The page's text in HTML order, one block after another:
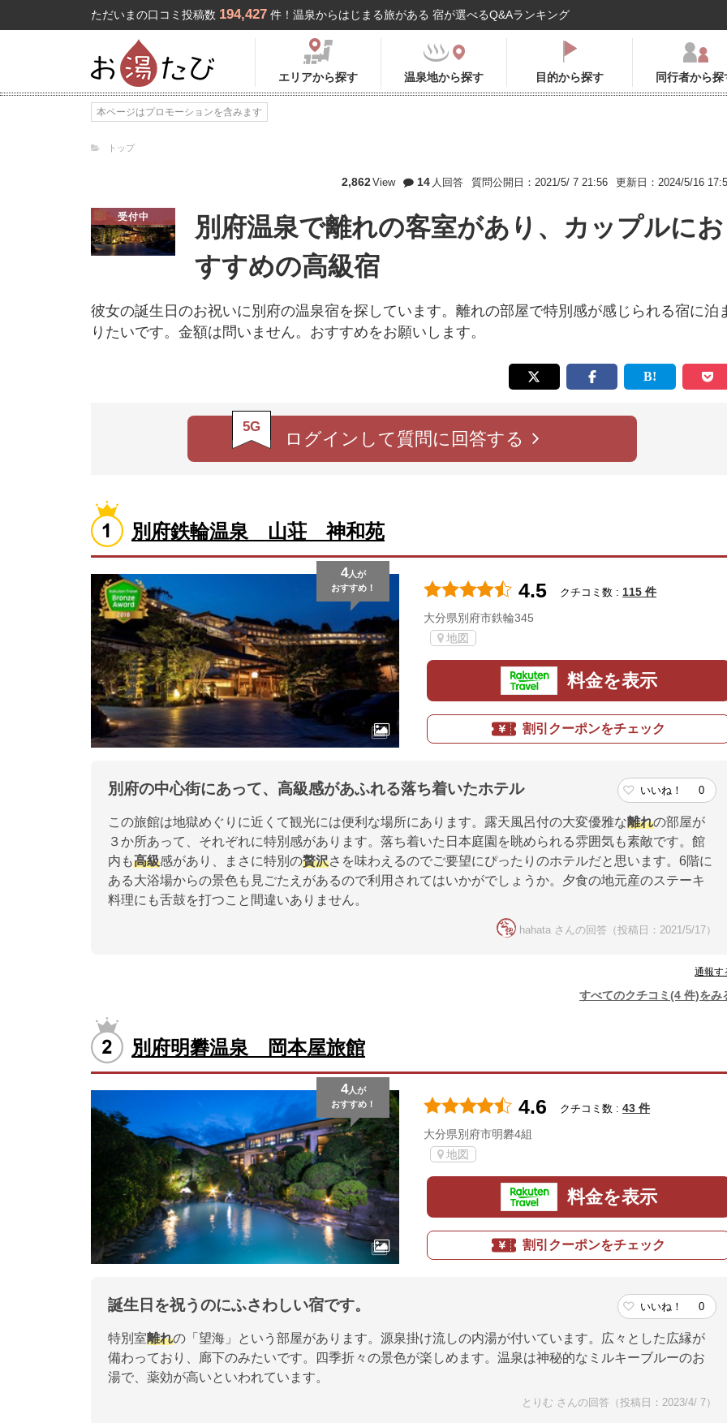
ただいまの口コミ投稿数 194,427 件！温泉からはじまる旅がある 宿が選べるQ&Aランキング
エリアから探す 温泉地から探す 目的から探す 同行者から探
本ページはプロモーションを含みます
トップ
2,862View 14 人回答 質問公開日：2021/5/ 7 21:56 更新日：2024/5/16
受付中
別府温泉で離れの客室があり、カップルにお
すすめの高級宿
彼女の誕生日のお祝いに別府の温泉宿を探しています。離れの部屋で特別感が感じられる宿に泊
りたいです。金額は問いません。おすすめをお願いします。
5G
ログインして質問に回答する
別府鉄輪温泉 山荘 神和苑
4人が
おすすめ！
4.5 クチコミ数 : 115 件
大分県別府市鉄輪345
地図
料金を表示
割引クーポンをチェック
別府の中心街にあって、高級感があふれる落ち着いたホテル いいね！ 0
この旅館は地獄めぐりに近くて観光には便利な場所にあります。露天風呂付の大変優雅な離れの部屋が
３か所あって、それぞれに特別感があります。落ち着いた日本庭園を眺められる雰囲気も素敵です。館
内も高級感があり、まさに特別の贅沢さを味わえるのでご要望にぴったりのホテルだと思います。6階に
ある大浴場からの景色も見ごたえがあるので利用されてはいかがでしょうか。夕食の地元産のステーキ
料理にも舌鼓を打つこと間違いありません。
hahata さんの回答（投稿日：2021/5/17）
通報す
すべてのクチコミ(4 件)をみ
別府明礬温泉 岡本屋旅館
4人が
おすすめ！
4.6 クチコミ数 : 43 件
大分県別府市明礬4組
地図
料金を表示
割引クーポンをチェック
誕生日を祝うのにふさわしい宿です。 いいね！ 0
特別室離れの「望海」という部屋があります。源泉掛け流しの内湯が付いています。広々とした広縁が
備わっており、廊下のみたいです。四季折々の景色が楽しめます。温泉は神秘的なミルキーブルーのお
湯で、薬効が高いといわれています。
とりむ さんの回答（投稿日：2023/4/ 7）